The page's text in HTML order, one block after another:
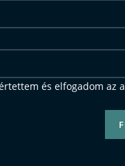
és elfogadom az